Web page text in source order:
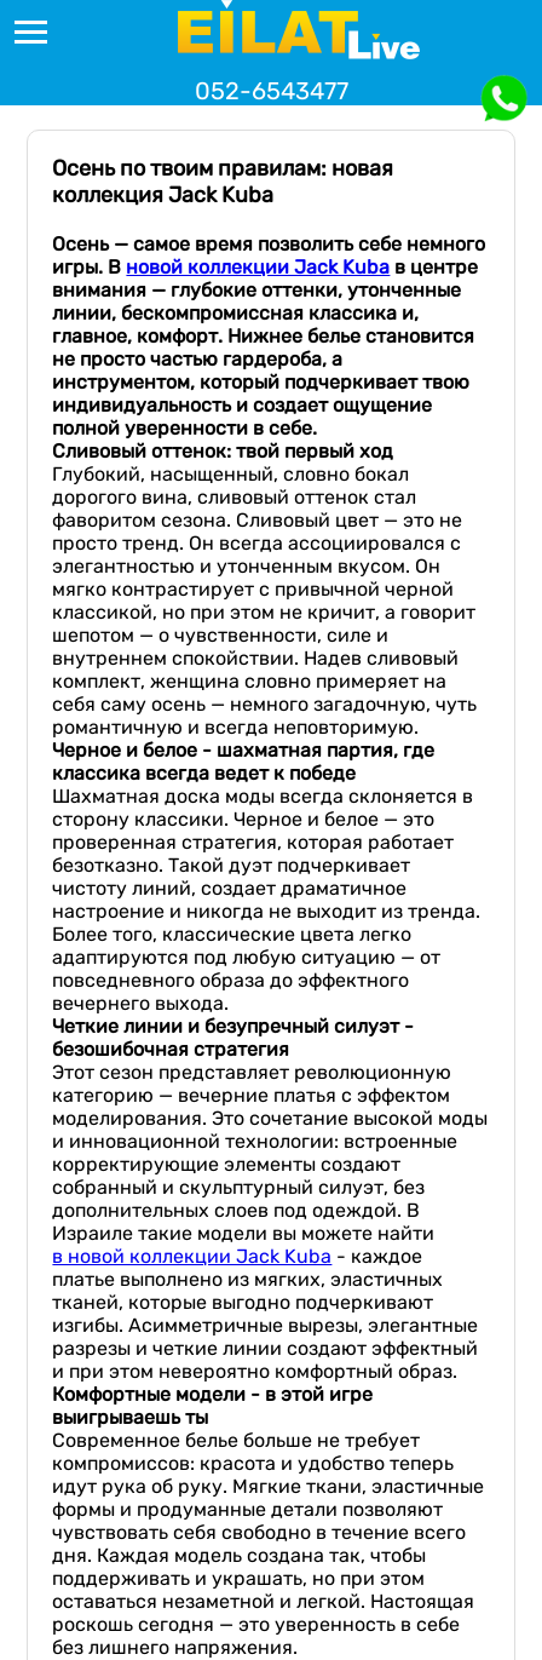
052-6543477
Осень по твоим правилам: новая
коллекция Jack Kuba
Осень — самое время позволить себе немного
игры. В новой коллекции Jack Kuba в центре
внимания — глубокие оттенки, утонченные
линии, бескомпромиссная классика и,
главное, комфорт. Нижнее белье становится
не просто частью гардероба, а
инструментом, который подчеркивает твою
индивидуальность и создает ощущение
полной уверенности в себе.
Сливовый оттенок: твой первый ход
Глубокий, насыщенный, словно бокал
дорогого вина, сливовый оттенок стал
фаворитом сезона. Сливовый цвет — это не
просто тренд. Он всегда ассоциировался с
элегантностью и утонченным вкусом. Он
мягко контрастирует с привычной черной
классикой, но при этом не кричит, а говорит
шепотом — о чувственности, силе и
внутреннем спокойствии. Надев сливовый
комплект, женщина словно примеряет на
себя саму осень — немного загадочную, чуть
романтичную и всегда неповторимую.
Черное и белое - шахматная партия, где
классика всегда ведет к победе
Шахматная доска моды всегда склоняется в
сторону классики. Черное и белое — это
проверенная стратегия, которая работает
безотказно. Такой дуэт подчеркивает
чистоту линий, создает драматичное
настроение и никогда не выходит из тренда.
Более того, классические цвета легко
адаптируются под любую ситуацию — от
повседневного образа до эффектного
вечернего выхода.
Четкие линии и безупречный силуэт -
безошибочная стратегия
Этот сезон представляет революционную
категорию — вечерние платья с эффектом
моделирования. Это сочетание высокой моды
и инновационной технологии: встроенные
корректирующие элементы создают
собранный и скульптурный силуэт, без
дополнительных слоев под одеждой. В
Израиле такие модели вы можете найти
в новой коллекции Jack Kuba - каждое
платье выполнено из мягких, эластичных
тканей, которые выгодно подчеркивают
изгибы. Асимметричные вырезы, элегантные
разрезы и четкие линии создают эффектный
и при этом невероятно комфортный образ.
Комфортные модели - в этой игре
выигрываешь ты
Современное белье больше не требует
компромиссов: красота и удобство теперь
идут рука об руку. Мягкие ткани, эластичные
формы и продуманные детали позволяют
чувствовать себя свободно в течение всего
дня. Каждая модель создана так, чтобы
поддерживать и украшать, но при этом
оставаться незаметной и легкой. Настоящая
роскошь сегодня — это уверенность в себе
без лишнего напряжения.